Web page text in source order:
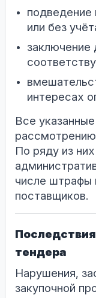
подведение
или без
заключение
интересах
Все
По ряду из
числе штрафы
поставщиков.
тендера
Нарушения,
закупочной